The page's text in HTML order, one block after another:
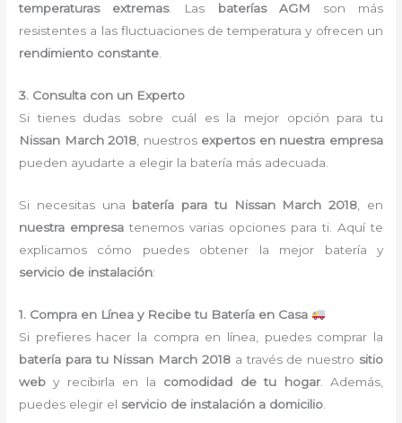
temperaturas extremas. Las baterías AGM son más
resistentes a las fluctuaciones de temperatura y ofrecen un
rendimiento constante
3. Consulta con un Experto
Si tienes dudas sobre cuál es la mejor opción para tu
Nissan March 2018 , nuestros expertos en nuestra empresa
pueden ayudarte a elegir la batería más adecuada.
Si necesitas una batería para tu Nissan March 2018 , en
nuestra empresa tenemos varias opciones para ti. Aquí te
explicamos cómo puedes obtener la mejor batería y
servicio de instalación:
1. Compra en Línea y Recibe tu Batería en Casa
Si prefieres hacer la compra en línea, puedes comprar la
batería para tu Nissan March 2018 a través de nuestro sitio
web y recibirla en la comodidad de tu hogar. Además,
puedes elegir el servicio de instalación a domicilio